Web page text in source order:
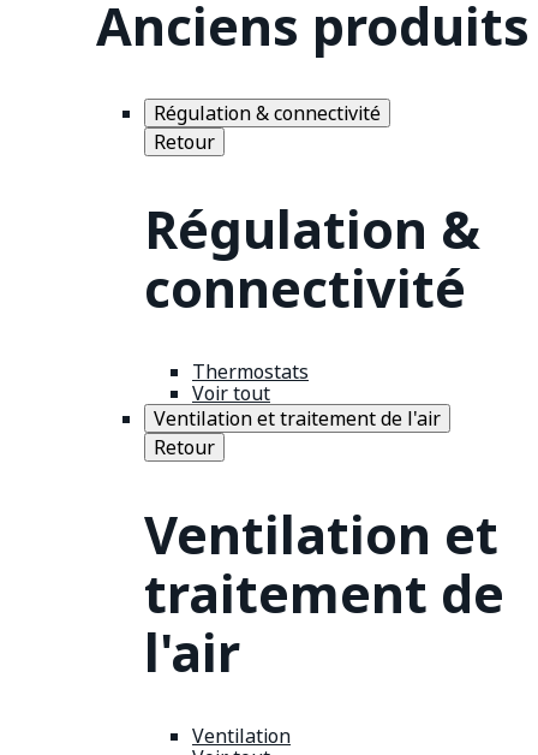
Anciens produits
Régulation & connectivité
Retour
Régulation &
connectivité
Thermostats
Voir tout
Ventilation et traitement de l'air
Retour
Ventilation et
traitement de
l'air
Ventilation